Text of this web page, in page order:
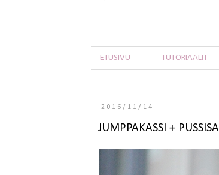
ETUSIVU TUTORIAALIT
2016/11/14
JUMPPAKASSI +